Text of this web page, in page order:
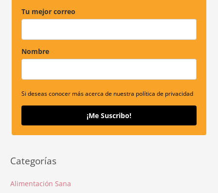
Tu mejor correo
Nombre
Si deseas conocer más acerca de nuestra política de privacidad
¡Me Suscribo!
Categorías
Alimentación Sana